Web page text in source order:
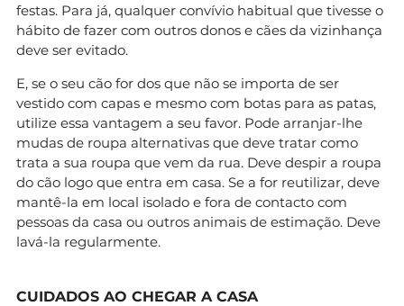
festas. Para já, qualquer convívio habitual que tivesse o
hábito de fazer com outros donos e cães da vizinhança
deve ser evitado.
E, se o seu cão for dos que não se importa de ser
vestido com capas e mesmo com botas para as patas,
utilize essa vantagem a seu favor. Pode arranjar-lhe
mudas de roupa alternativas que deve tratar como
trata a sua roupa que vem da rua. Deve despir a roupa
do cão logo que entra em casa. Se a for reutilizar, deve
mantê-la em local isolado e fora de contacto com
pessoas da casa ou outros animais de estimação. Deve
lavá-la regularmente.
CUIDADOS AO CHEGAR A CASA